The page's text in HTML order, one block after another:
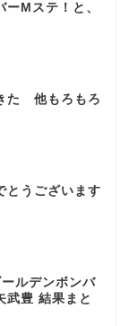
ーMステ！と、
た 他もろもろ
とうございます
ルデンボンバ
武豊 結果まと